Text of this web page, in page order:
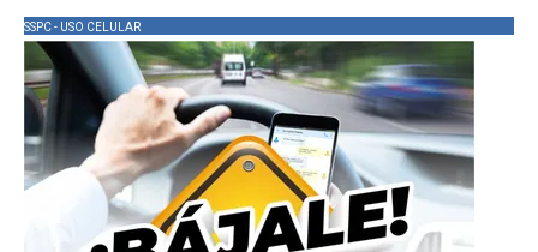
SSPC - USO CELULAR